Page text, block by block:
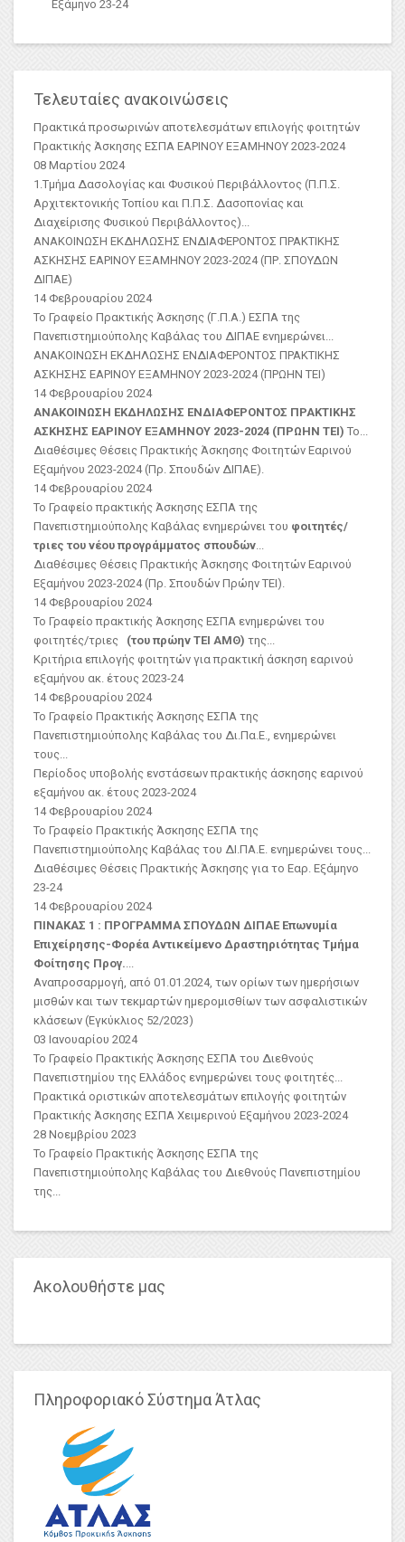
Εξάμηνο 23-24
Τελευταίες ανακοινώσεις
Πρακτικά προσωρινών αποτελεσμάτων επιλογής φοιτητών
Πρακτικής Άσκησης ΕΣΠΑ ΕΑΡΙΝΟΥ ΕΞΑΜΗΝΟΥ 2023-2024
08 Μαρτίου 2024
1.Τμήμα Δασολογίας και Φυσικού Περιβάλλοντος (Π.Π.Σ.
Αρχιτεκτονικής Τοπίου και Π.Π.Σ. Δασοπονίας και
Διαχείρισης Φυσικού Περιβάλλοντος)...
ΑΝΑΚΟΙΝΩΣΗ ΕΚΔΗΛΩΣΗΣ ΕΝΔΙΑΦΕΡΟΝΤΟΣ ΠΡΑΚΤΙΚΗΣ
ΑΣKΗΣΗΣ ΕΑΡΙΝΟΥ ΕΞΑΜΗΝΟΥ 2023-2024 (ΠΡ. ΣΠΟΥΔΩΝ
ΔΙΠΑΕ)
14 Φεβρουαρίου 2024
Το Γραφείο Πρακτικής Άσκησης (Γ.Π.Α.) ΕΣΠΑ της
Πανεπιστημιούπολης Καβάλας του ΔΙΠΑΕ ενημερώνει...
ΑΝΑΚΟΙΝΩΣΗ ΕΚΔΗΛΩΣΗΣ ΕΝΔΙΑΦΕΡΟΝΤΟΣ ΠΡΑΚΤΙΚΗΣ
ΑΣΚΗΣΗΣ ΕΑΡΙΝΟΥ ΕΞΑΜΗΝΟΥ 2023-2024 (ΠΡΩΗΝ ΤΕΙ)
14 Φεβρουαρίου 2024
ΑΝΑΚΟΙΝΩΣΗ ΕΚΔΗΛΩΣΗΣ ΕΝΔΙΑΦΕΡΟΝΤΟΣ ΠΡΑΚΤΙΚΗΣ
ΑΣΚΗΣΗΣ ΕΑΡΙΝΟΥ ΕΞΑΜΗΝΟΥ 2023-2024 (ΠΡΩΗΝ ΤΕΙ) Το...
Διαθέσιμες Θέσεις Πρακτικής Άσκησης Φοιτητών Εαρινού
Εξαμήνου 2023-2024 (Πρ. Σπουδών ΔΙΠΑΕ).
14 Φεβρουαρίου 2024
Το Γραφείο πρακτικής Άσκησης ΕΣΠΑ της
Πανεπιστημιούπολης Καβάλας ενημερώνει του φοιτητές/
τριες του νέου προγράμματος σπουδών...
Διαθέσιμες Θέσεις Πρακτικής Άσκησης Φοιτητών Εαρινού
Εξαμήνου 2023-2024 (Πρ. Σπουδών Πρώην ΤΕΙ).
14 Φεβρουαρίου 2024
Το Γραφείο πρακτικής Άσκησης ΕΣΠΑ ενημερώνει του
φοιτητές/τριες (του πρώην ΤΕΙ ΑΜΘ) της...
Κριτήρια επιλογής φοιτητών για πρακτική άσκηση εαρινού
εξαμήνου ακ. έτους 2023-24
14 Φεβρουαρίου 2024
Το Γραφείο Πρακτικής Άσκησης ΕΣΠΑ της
Πανεπιστημιούπολης Καβάλας του Δι.Πα.Ε., ενημερώνει
τους...
Περίοδος υποβολής ενστάσεων πρακτικής άσκησης εαρινού
εξαμήνου ακ. έτους 2023-2024
14 Φεβρουαρίου 2024
Το Γραφείο Πρακτικής Άσκησης ΕΣΠΑ της
Πανεπιστημιούπολης Καβάλας του ΔΙ.ΠΑ.Ε. ενημερώνει τους...
Διαθέσιμες Θέσεις Πρακτικής Άσκησης για το Εαρ. Εξάμηνο
23-24
14 Φεβρουαρίου 2024
ΠΙΝΑΚΑΣ 1 : ΠΡΟΓΡΑΜΜΑ ΣΠΟΥΔΩΝ ΔΙΠΑΕ Επωνυμία
Επιχείρησης-Φορέα Αντικείμενο Δραστηριότητας Τμήμα
Φοίτησης Προγ....
Αναπροσαρμογή, από 01.01.2024, των ορίων των ημερήσιων
μισθών και των τεκμαρτών ημερομισθίων των ασφαλιστικών
κλάσεων (Εγκύκλιος 52/2023)
03 Ιανουαρίου 2024
Το Γραφείο Πρακτικής Άσκησης ΕΣΠΑ του Διεθνούς
Πανεπιστημίου της Ελλάδος ενημερώνει τους φοιτητές...
Πρακτικά οριστικών αποτελεσμάτων επιλογής φοιτητών
Πρακτικής Άσκησης ΕΣΠΑ Χειμερινού Εξαμήνου 2023-2024
28 Νοεμβρίου 2023
Το Γραφείο Πρακτικής Άσκησης ΕΣΠΑ της
Πανεπιστημιούπολης Καβάλας του Διεθνούς Πανεπιστημίου
της...
Ακολουθήστε μας
Πληροφοριακό Σύστημα Άτλας